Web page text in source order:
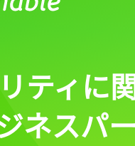
ティに
ネスパ